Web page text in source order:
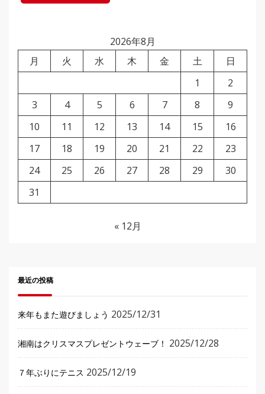
2026年8月
月
火 水 木 金 土
日
1
2
3
4 5 6 7 8
9
10
11 12 13 14 15
16
17
18 19 20 21 22
23
24
25 26 27 28 29
30
31
« 12月
最近の投稿
来年もまた遊びましょう 2025/12/31
湘南はクリスマスプレゼントウェーブ！ 2025/12/28
７年ぶりにテニス 2025/12/19